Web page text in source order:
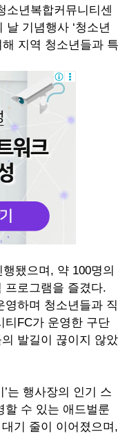
소년복합커뮤니티센
기념행사 ‘청소년
지역 청소년들과 특
됐으며, 약 100명의
프로그램을 즐겼다.
영하며 청소년들과 직
티FC가 운영한 구단
발길이 끊이지 않았
는 행사장의 인기 스
할 수 있는 애드벌룬
기 줄이 이어졌으며,